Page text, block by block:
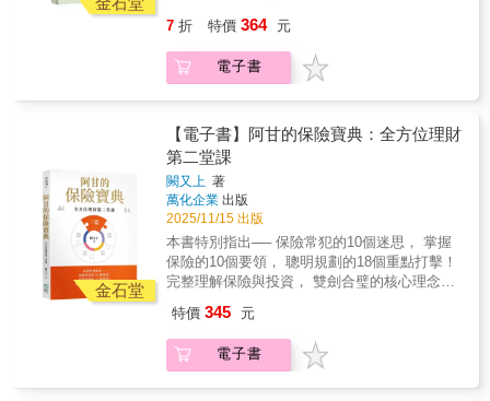
公寓，持分僅三分之一，叔叔一家仍居住其
中。小明在台北市工作，必須另行租屋居住，
每月支付租金新臺幣15,000元。依上述第3點規
定，小明名下的共有房屋可視為「非自有房
契約書、租金付款證明及相關佐證文件（如繼
承登記謄本、持分證明等）供國稅局審核。」
◆圖解重要概念，讓你輕鬆建立正確觀念，不
繳冤枉稅！談論稅的書一定會有類似以下讓人
頭腦打結的說明：「個人綜合所得稅採屬地主
義，不論本國人或外國人，只要有我國來源所
得者，即有繳稅義務。反之，若非我國來源所
得（如台灣人於國外工作所得），則免課我國
的所得稅。」本書也有類似文字，但是涉及重
要觀念，皆繪製圖表，讓讀者快速了解。◆完
「綜合所得稅＋最低稅負制＋分離課稅」，才
能構成完整的個人所得稅制。本書以深入淺出
的方式，解答人生中不同階段或面向（職涯發
義務人另行租屋居住仍得申報本項扣除額：1.
公告拆遷或危險房屋：房屋經政府公告拆遷，
或災後依《災害後危險建築物緊急評估辦法》
張貼危險標誌。2. 毀損不堪居住：房屋毀損面
使用。3. 繼承共有且持分未達全部：因繼承取
得共有房屋，申報戶內親屬之持分合計未達百
分之百。4. 就業、就學或就醫異地租屋：申報
戶成員因工作、求學或醫療等客觀因素必須異
地租屋，且名下合計僅有前三項以外之一戶房
屋供自住使用（含共有房屋）。5. 法定分居配
偶之房屋：夫妻符合法定分居條件並各自辦理
綜所稅申報，配偶名下持有之房屋。舉例來
說，小明在新北市繼承了父親與叔叔共有的老
公寓，持分僅三分之一，叔叔一家仍居住其
中。小明在台北市工作，必須另行租屋居住，
每月支付租金新臺幣15,000元。依上述第3點規
定，小明名下的共有房屋可視為「非自有房
移轉方式稅金差很大房地產身兼「自住＋投
資」雙重功能，其資產價值較高的特性，稅負
自然高。在不動產贈與上，更需利用「台灣房
與傳承在合理稅制下有效進行財富傳承，確保
資產不因稅負壓力而縮水。掌握最佳的資產傳
承方式，確保未來世代能夠延續資產價值，不
因高額稅負而影響財富的累積與管理。還有聰
明移轉股權，少繳稅、多傳承。然後更進一
步，擴大社會影響力！
還是留債？從迷思到實戰，零基礎搞懂傳承三
大工具 資深財富規劃專家朱家棟 老師歷經無數
家庭諮詢、數百張案例推敲，傾注近一年心
思維—房產・保險・信託實戰篇》。 真正的財
富傳承，不是有錢人的專利，而是每個家庭都
必須面對的功課。本書正為了解決這個核心需
求而誕生，專注於提供大眾最需要、卻最欠缺
的傳承工具知識。 本書看點：解決家庭三大核
心傳承痛點 1. 房地合一新制＋遺贈稅規劃 ．
決策指南： 房產傳承，哪種方式最節稅、移轉
速度最快？ ．比較分析： 自己買賣、贈與、
繼承，如何評估利弊得失？ ．創造負債好處
多： 如何透過正確創造負債做好完全資產規
密： 要保人、被保人、受益人的最佳配置策
略。 ．資產保護： 如何運用保單的特性，避
免資產被強制執行。 ．金流安排： 如何利用
7 折 特價 364 元
電子書
金石堂
【電子書】阿甘的保險寶典：全方位理財
第二堂課
闕又上 著
萬化企業 出版
2025/11/15 出版
本書特別指出── 保險常犯的10個迷思， 掌握
保險的10個要領， 聰明規劃的18個重點打擊！
完整理解保險與投資， 雙劍合璧的核心理念！
重點打擊 ， 啟動保險思維，輔以投資策略，
讓保險守住風險底線，投資創造上限！ ‧你的保
險是「買」的，還是「規劃」來的？ ‧你是否繳
特價 345 元
電子書